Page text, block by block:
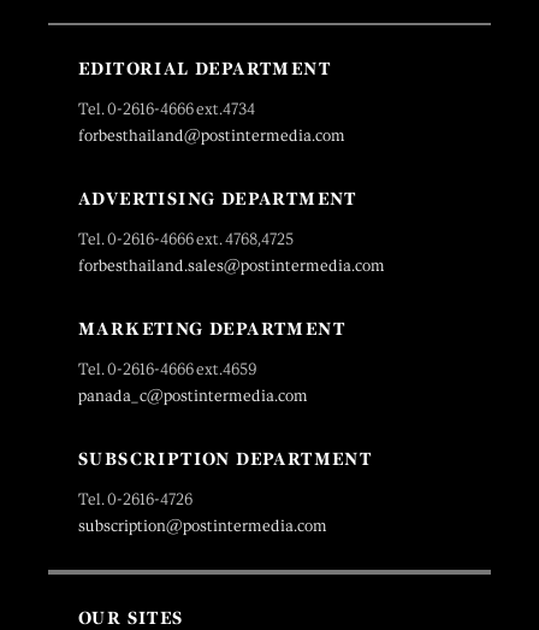
EDITORIAL DEPARTMENT
Tel. 0-2616-4666 ext.4734
forbesthailand@postintermedia.com
ADVERTISING DEPARTMENT
Tel. 0-2616-4666 ext. 4768,4725
forbesthailand.sales@postintermedia.com
MARKETING DEPARTMENT
Tel. 0-2616-4666 ext.4659
panada_c@postintermedia.com
SUBSCRIPTION DEPARTMENT
Tel. 0-2616-4726
subscription@postintermedia.com
OUR SITES